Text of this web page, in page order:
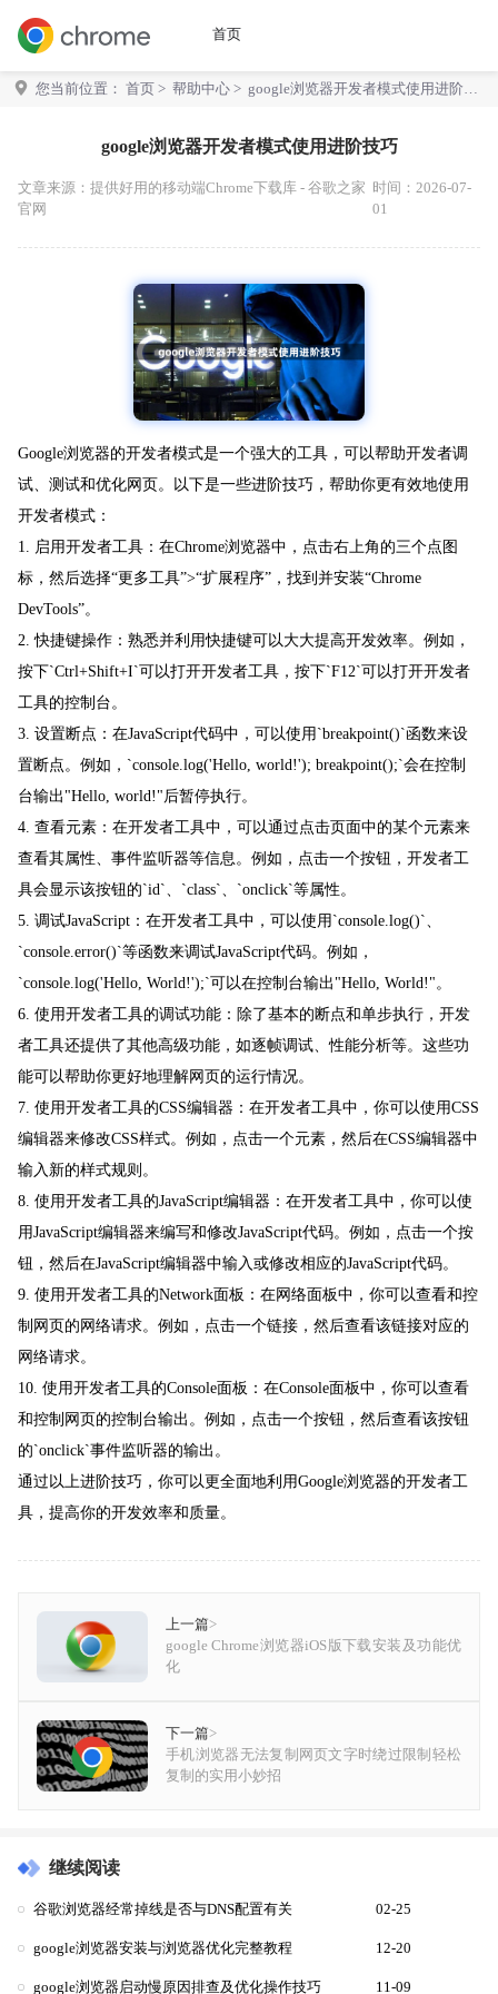
首页
您当前位置： 首页 > 帮助中心 > google浏览器开发者模式使用进阶技
google浏览器开发者模式使用进阶技巧
文章来源： 提供好用的移动端Chrome下载库 - 谷歌之家
官网
时间：2026-07-
01
Google浏览器的开发者模式是一个强大的工具，可以帮助开发者调
试、测试和优化网页。以下是一些进阶技巧，帮助你更有效地使用
开发者模式：
1. 启用开发者工具：在Chrome浏览器中，点击右上角的三个点图
标，然后选择“更多工具”>“扩展程序”，找到并安装“Chrome
DevTools”。
2. 快捷键操作：熟悉并利用快捷键可以大大提高开发效率。例如，
按下`Ctrl+Shift+I`可以打开开发者工具，按下`F12`可以打开开发者
工具的控制台。
3. 设置断点：在JavaScript代码中，可以使用`breakpoint()`函数来设
置断点。例如，`console.log('Hello, world!'); breakpoint();`会在控制
台输出"Hello, world!"后暂停执行。
4. 查看元素：在开发者工具中，可以通过点击页面中的某个元素来
查看其属性、事件监听器等信息。例如，点击一个按钮，开发者工
具会显示该按钮的`id`、`class`、`onclick`等属性。
5. 调试JavaScript：在开发者工具中，可以使用`console.log()`、
`console.error()`等函数来调试JavaScript代码。例如，
`console.log('Hello, World!');`可以在控制台输出"Hello, World!"。
6. 使用开发者工具的调试功能：除了基本的断点和单步执行，开发
者工具还提供了其他高级功能，如逐帧调试、性能分析等。这些功
能可以帮助你更好地理解网页的运行情况。
7. 使用开发者工具的CSS编辑器：在开发者工具中，你可以使用CSS
编辑器来修改CSS样式。例如，点击一个元素，然后在CSS编辑器中
输入新的样式规则。
8. 使用开发者工具的JavaScript编辑器：在开发者工具中，你可以使
用JavaScript编辑器来编写和修改JavaScript代码。例如，点击一个按
钮，然后在JavaScript编辑器中输入或修改相应的JavaScript代码。
9. 使用开发者工具的Network面板：在网络面板中，你可以查看和控
制网页的网络请求。例如，点击一个链接，然后查看该链接对应的
网络请求。
10. 使用开发者工具的Console面板：在Console面板中，你可以查看
和控制网页的控制台输出。例如，点击一个按钮，然后查看该按钮
的`onclick`事件监听器的输出。
通过以上进阶技巧，你可以更全面地利用Google浏览器的开发者工
具，提高你的开发效率和质量。
上一篇>
google Chrome浏览器iOS版下载安装及功能优
化
下一篇>
手机浏览器无法复制网页文字时绕过限制轻松
复制的实用小妙招
继续阅读
谷歌浏览器经常掉线是否与DNS配置有关 02-25
google浏览器安装与浏览器优化完整教程 12-20
google浏览器启动慢原因排查及优化操作技巧 11-09